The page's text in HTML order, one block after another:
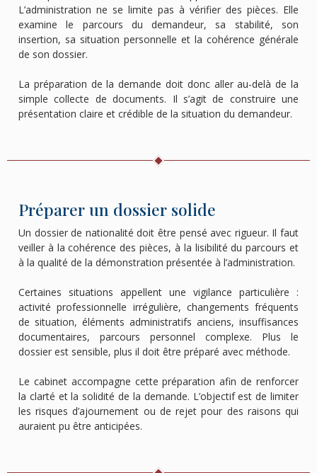
L’administration ne se limite pas à vérifier des pièces. Elle
examine le parcours du demandeur, sa stabilité, son
insertion, sa situation personnelle et la cohérence générale
de son dossier.
La préparation de la demande doit donc aller au-delà de la
simple collecte de documents. Il s’agit de construire une
présentation claire et crédible de la situation du demandeur.
Préparer un dossier solide
Un dossier de nationalité doit être pensé avec rigueur. Il faut
veiller à la cohérence des pièces, à la lisibilité du parcours et
à la qualité de la démonstration présentée à l’administration.
Certaines situations appellent une vigilance particulière :
activité professionnelle irrégulière, changements fréquents
de situation, éléments administratifs anciens, insuffisances
documentaires, parcours personnel complexe. Plus le
dossier est sensible, plus il doit être préparé avec méthode.
Le cabinet accompagne cette préparation afin de renforcer
la clarté et la solidité de la demande. L’objectif est de limiter
les risques d’ajournement ou de rejet pour des raisons qui
auraient pu être anticipées.